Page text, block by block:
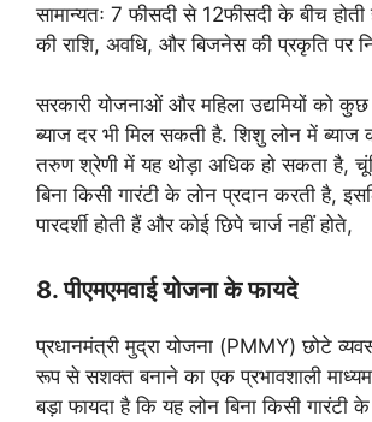
सामान्यतः 7 फीसदी से 12फीसदी के बीच
की राशि, अवधि, और बिजनेस की प्रकृति पर
सरकारी योजनाओं और महिला उद्यमियों को कुछ
ब्याज दर भी मिल सकती है. शिशु लोन में ब्याज
तरुण श्रेणी में यह थोड़ा अधिक हो सकता है,
बिना किसी गारंटी के लोन प्रदान करती है,
पारदर्शी होती हैं और कोई छिपे चार्ज नहीं होते,
8. पीएमएमवाई योजना के फायदे
प्रधानमंत्री मुद्रा योजना (PMMY) छोटे
रूप से सशक्त बनाने का एक प्रभावशाली
बड़ा फायदा है कि यह लोन बिना किसी गारंटी